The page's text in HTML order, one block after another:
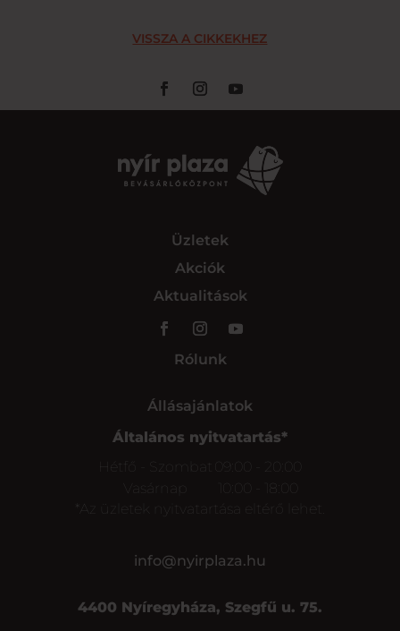
VISSZA A CIKKEKHEZ
Üzletek
Akciók
Aktualitások
Rólunk
Állásajánlatok
Általános nyitvatartás*
Hétfő - Szombat
*Az üzletek nyitvatartása eltérő lehet.
info@nyirplaza.hu
4400 Nyíregyháza, Szegfű u. 75.